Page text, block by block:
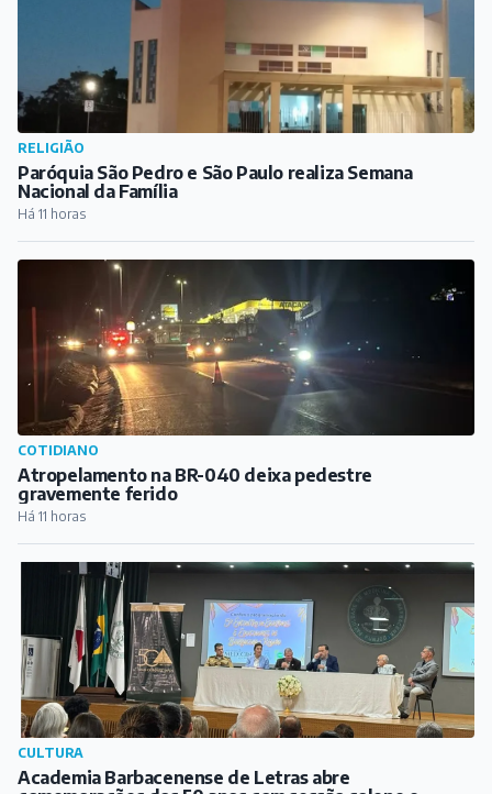
RELIGIÃO
Paróquia São Pedro e São Paulo realiza Semana
Nacional da Família
Há 11 horas
COTIDIANO
Atropelamento na BR-040 deixa pedestre
gravemente ferido
Há 11 horas
CULTURA
Academia Barbacenense de Letras abre